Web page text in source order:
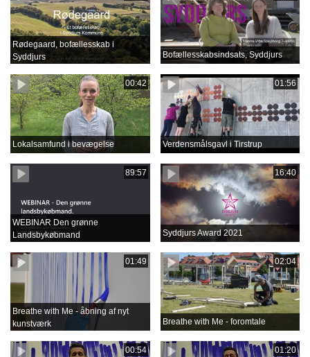
Rødegaard, bofællesskab i
Syddjurs
Bofællesskabsindsats, Syddjurs
00:42
Lokalsamfund i bevægelse
01:56
Verdensmålsgavl i Tirstrup
89:57
WEBINAR Den grønne
Landsbykøbmand
16:40
Syddjurs Award 2021
01:49
Breathe with Me - åbning af nyt
kunstværk
02:04
Breathe with Me - foromtale
00:54 01:20